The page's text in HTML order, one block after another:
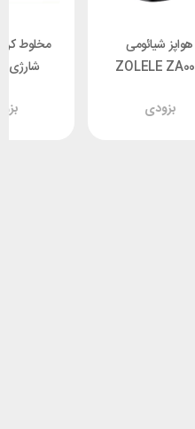
هواپز شیائومی
ZOLELE
بزودی
مخلوط
شارژی